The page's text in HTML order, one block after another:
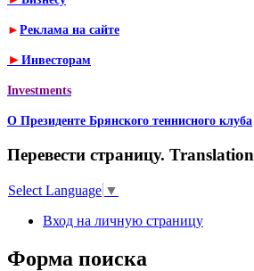
► Реклама на сайте
► Инвесторам
Investments
О Президенте Брянского теннисного клуба
Перевести страницу. Translation
Select Language ▼
Вход на личную страницу
Форма поиска